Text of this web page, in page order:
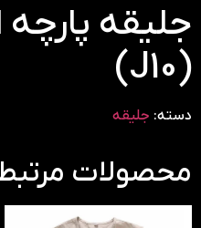
جلیقه
(J10)
دسته: جلیقه
محصولات